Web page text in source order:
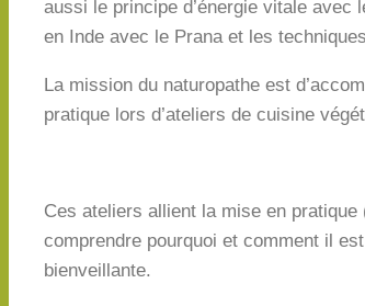
aussi le principe d’énergie vitale
en Inde avec le Prana et les
La mission du naturopathe est
pratique lors d’ateliers de cuisine
Ces ateliers allient la mise en
comprendre pourquoi et comment il
bienveillante.